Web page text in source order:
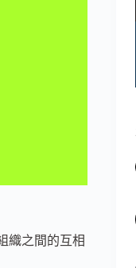
織之間的互相